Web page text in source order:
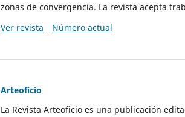
zonas de convergencia. La revista acepta
Ver revista
Número actual
Arteoficio
La Revista Arteoficio es una publicación